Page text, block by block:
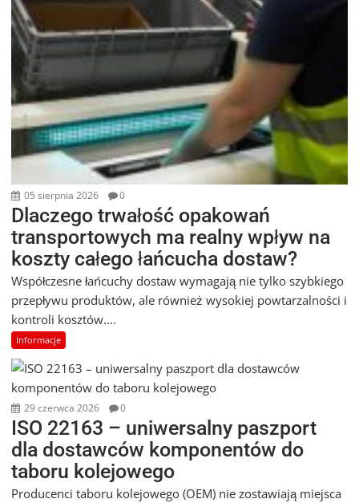
05 sierpnia 2026 0
Dlaczego trwałość opakowań
transportowych ma realny wpływ na
koszty całego łańcucha dostaw?
Współczesne łańcuchy dostaw wymagają nie tylko szybkiego
przepływu produktów, ale również wysokiej powtarzalności i
kontroli kosztów....
Informacje
29 czerwca 2026 0
ISO 22163 – uniwersalny paszport
dla dostawców komponentów do
taboru kolejowego
Producenci taboru kolejowego (OEM) nie zostawiają miejsca